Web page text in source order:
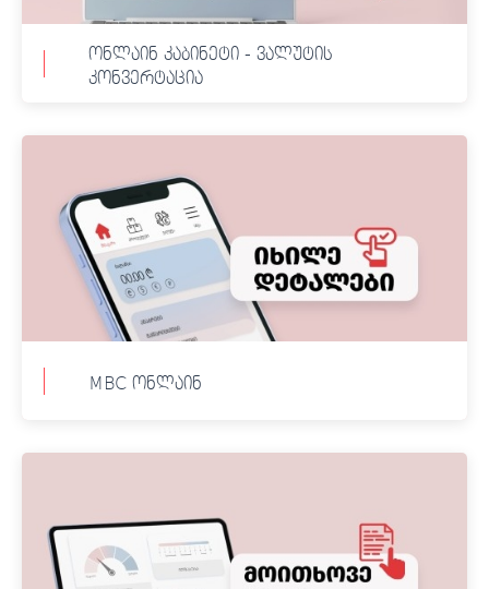
ონლაინ კაბინეტი - ვალუტის
კონვერტაცია
კონვერტაცია შესაძლებელია ფიზიკური და
ყოველთვის უკეთესი ვალუტის კურსი: USD,
EUR, RUB, GEL
MBC ონლაინ